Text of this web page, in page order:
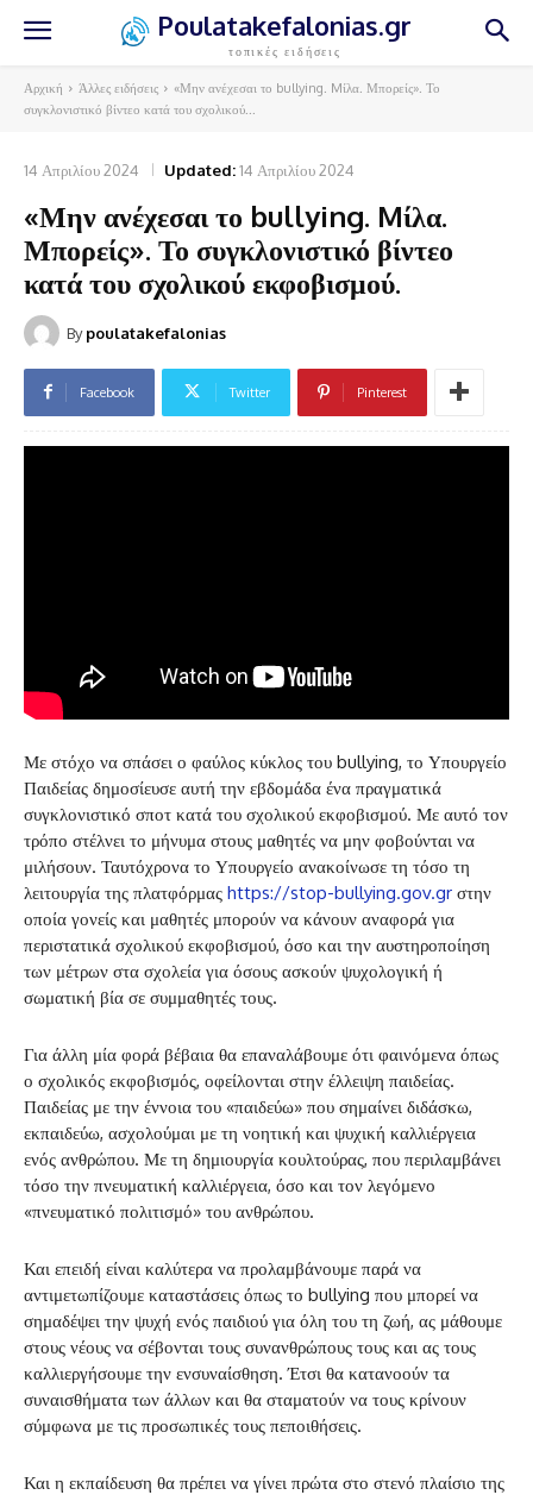
Poulatakefalonias.gr
τοπικές ειδήσεις
Αρχική Άλλες ειδήσεις
«Μην ανέχεσαι το bullying. Mίλα. Μπορείς». Το
συγκλονιστικό βίντεο κατά του σχολικού...
14 Απριλίου 2024 Updated:14 Απριλίου 2024
«Μην ανέχεσαι το bullying. Mίλα.
Μπορείς». Το συγκλονιστικό βίντεο
κατά του σχολικού εκφοβισμού.
By poulatakefalonias
Facebook Twitter Pinterest
Με στόχο να σπάσει ο φαύλος κύκλος του bullying, το Υπουργείο
Παιδείας δημοσίευσε αυτή την εβδομάδα ένα πραγματικά
συγκλονιστικό σποτ κατά του σχολικού εκφοβισμού. Με αυτό τον
τρόπο στέλνει το μήνυμα στους μαθητές να μην φοβούνται να
μιλήσουν. Ταυτόχρονα το Υπουργείο ανακοίνωσε τη τόσο τη
λειτουργία της πλατφόρμας https://stop-bullying.gov.gr στην
οποία γονείς και μαθητές μπορούν να κάνουν αναφορά για
περιστατικά σχολικού εκφοβισμού, όσο και την αυστηροποίηση
των μέτρων στα σχολεία για όσους ασκούν ψυχολογική ή
σωματική βία σε συμμαθητές τους.
Για άλλη μία φορά βέβαια θα επαναλάβουμε ότι φαινόμενα όπως
ο σχολικός εκφοβισμός, οφείλονται στην έλλειψη παιδείας.
Παιδείας με την έννοια του «παιδεύω» που σημαίνει διδάσκω,
εκπαιδεύω, ασχολούμαι με τη νοητική και ψυχική καλλιέργεια
ενός ανθρώπου. Με τη δημιουργία κουλτούρας, που περιλαμβάνει
τόσο την πνευματική καλλιέργεια, όσο και τον λεγόμενο
«πνευματικό πολιτισμό» του ανθρώπου.
Και επειδή είναι καλύτερα να προλαμβάνουμε παρά να
αντιμετωπίζουμε καταστάσεις όπως το bullying που μπορεί να
σημαδέψει την ψυχή ενός παιδιού για όλη του τη ζωή, ας μάθουμε
στους νέους να σέβονται τους συνανθρώπους τους και ας τους
καλλιεργήσουμε την ενσυναίσθηση. Έτσι θα κατανοούν τα
συναισθήματα των άλλων και θα σταματούν να τους κρίνουν
σύμφωνα με τις προσωπικές τους πεποιθήσεις.
Και η εκπαίδευση θα πρέπει να γίνει πρώτα στο στενό πλαίσιο της